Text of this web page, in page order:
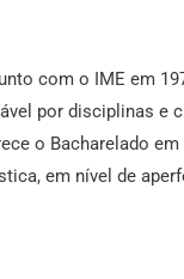
com o IME em
por disciplinas e
o Bacharelado
em nível de